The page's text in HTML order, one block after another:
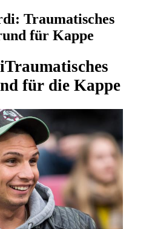
Traumatisches
für Kappe
Traumatisches
für die Kappe